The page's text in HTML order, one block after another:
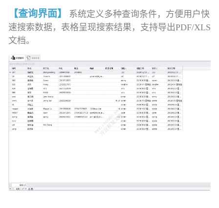
【查询界面】
系统定义多种查询条件，方便用户快
速搜索数据，表格呈现搜索结果，支持导出PDF/XLS
文档。